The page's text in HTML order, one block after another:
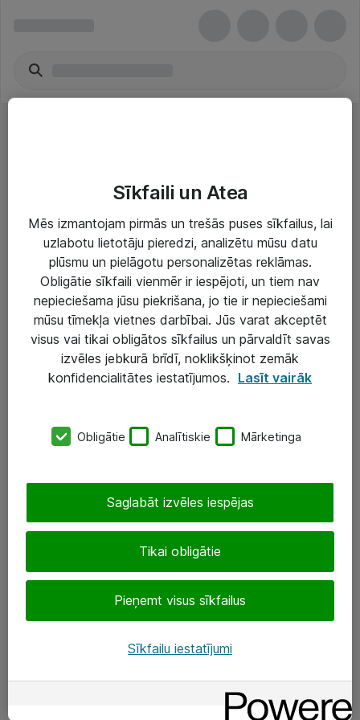
Risinājumi & Pakalpojumi
IT serviss un atbalsts
IT infrastruktūra
Darba vietu IT risinājumi
SIA „ATEA”
+(371) 67 81 90 50
eShop@atea.lv
Sekojiet mums
Sīkfaili un Atea
Mēs izmantojam pirmās un trešās puses sīkfailus, lai
uzlabotu lietotāju pieredzi, analizētu mūsu datu
plūsmu un pielāgotu personalizētas reklāmas.
Obligātie sīkfaili vienmēr ir iespējoti, un tiem nav
nepieciešama jūsu piekrišana, jo tie ir nepieciešami
mūsu tīmekļa vietnes darbībai. Jūs varat akceptēt
visus vai tikai obligātos sīkfailus un pārvaldīt savas
izvēles jebkurā brīdī, noklikšķinot zemāk
konfidencialitātes iestatījumos. Lasīt vairāk
Obligātie Analītiskie Mārketinga
Tikai obligātie
Pieņemt visus sīkfailus
Saglabāt izvēles iespējas
Sīkfailu iestatījumi